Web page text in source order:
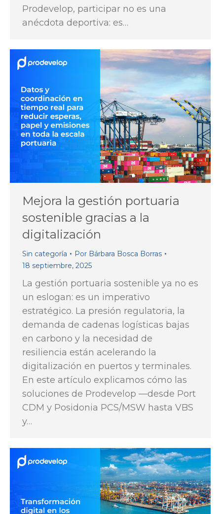
Prodevelop, participar no es una
anécdota deportiva: es…
Mejora la gestión portuaria
sostenible gracias a la
digitalización
Sin categoría Por Bárbara Bosca Borras
18 septiembre, 2025
La gestión portuaria sostenible ya no es
un eslogan: es un imperativo
estratégico. La presión regulatoria, la
demanda de cadenas logísticas bajas
en carbono y la necesidad de
resiliencia están acelerando la
digitalización en puertos y terminales.
En este artículo explicamos cómo las
soluciones de Prodevelop —desde Port
CDM y Posidonia PCS/MSW hasta VBS
y…